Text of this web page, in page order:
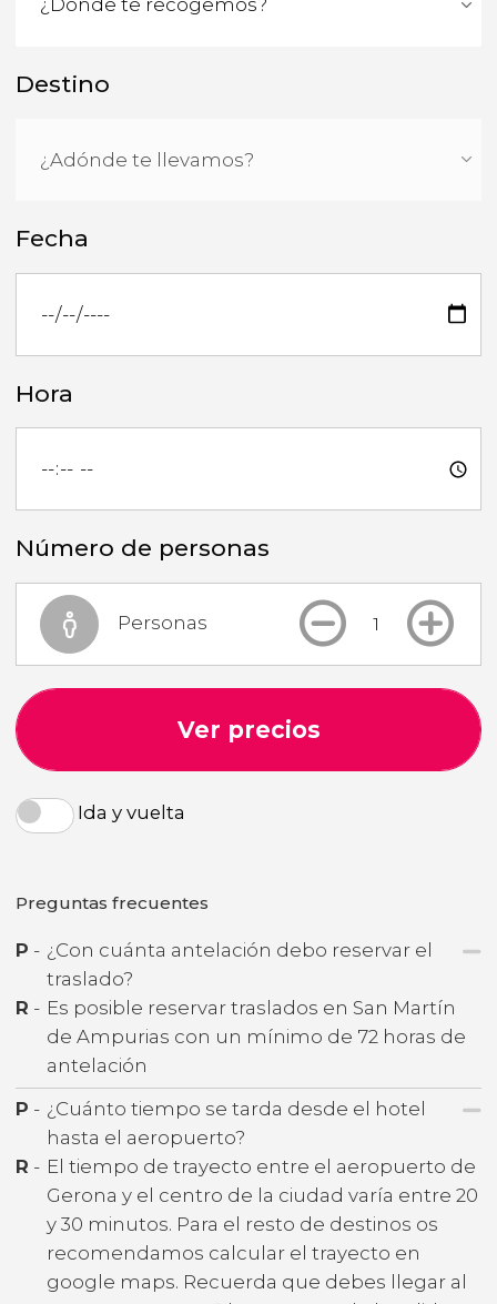
Destino
Fecha
Hora
Número de personas
Personas
Ver precios
Ida y vuelta
Preguntas frecuentes
P - ¿Con cuánta antelación debo reservar el
traslado?
R - Es posible reservar traslados en San Martín
de Ampurias con un mínimo de 72 horas de
antelación
P - ¿Cuánto tiempo se tarda desde el hotel
hasta el aeropuerto?
R - El tiempo de trayecto entre el aeropuerto de
Gerona y el centro de la ciudad varía entre 20
y 30 minutos. Para el resto de destinos os
recomendamos calcular el trayecto en
google maps. Recuerda que debes llegar al